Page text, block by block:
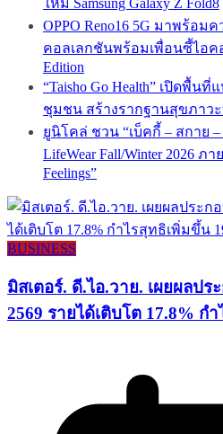
ใหม่ Samsung Galaxy Z Fold8
OPPO Reno16 5G มาพร้อม
คอลเลกชันพร้อมเพื่อนซี้ไอค
Edition
“Taisho Go Health” เปิดพื้น
ชุมชน สร้างรากฐานสุขภาว
ยูนิโคล่ ชวน “เบ็คกี้ – สกาย
LifeWear Fall/Winter 2026 ภ
Feelings”
BUSINESS
มิสเตอร์. ดี.ไอ.วาย. เผยผลปร
2569 รายได้เติบโต 17.8% ก